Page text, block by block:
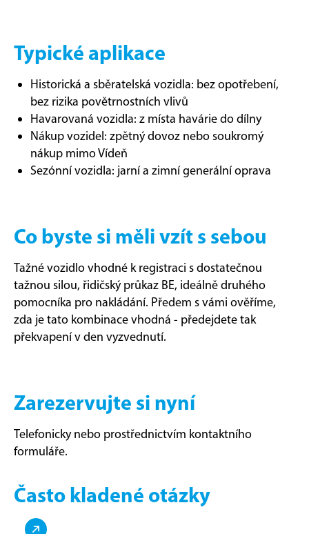
Typické aplikace
Historická a sběratelská vozidla: bez opotřebení,
bez rizika povětrnostních vlivů
Havarovaná vozidla: z místa havárie do dílny
Nákup vozidel: zpětný dovoz nebo soukromý
nákup mimo Vídeň
Sezónní vozidla: jarní a zimní generální oprava
Co byste si měli vzít s sebou
Tažné vozidlo vhodné k registraci s dostatečnou
tažnou silou, řidičský průkaz BE, ideálně druhého
pomocníka pro nakládání. Předem s vámi ověříme,
zda je tato kombinace vhodná - předejdete tak
překvapení v den vyzvednutí.
Zarezervujte si nyní
Telefonicky nebo prostřednictvím kontaktního
formuláře.
Často kladené otázky